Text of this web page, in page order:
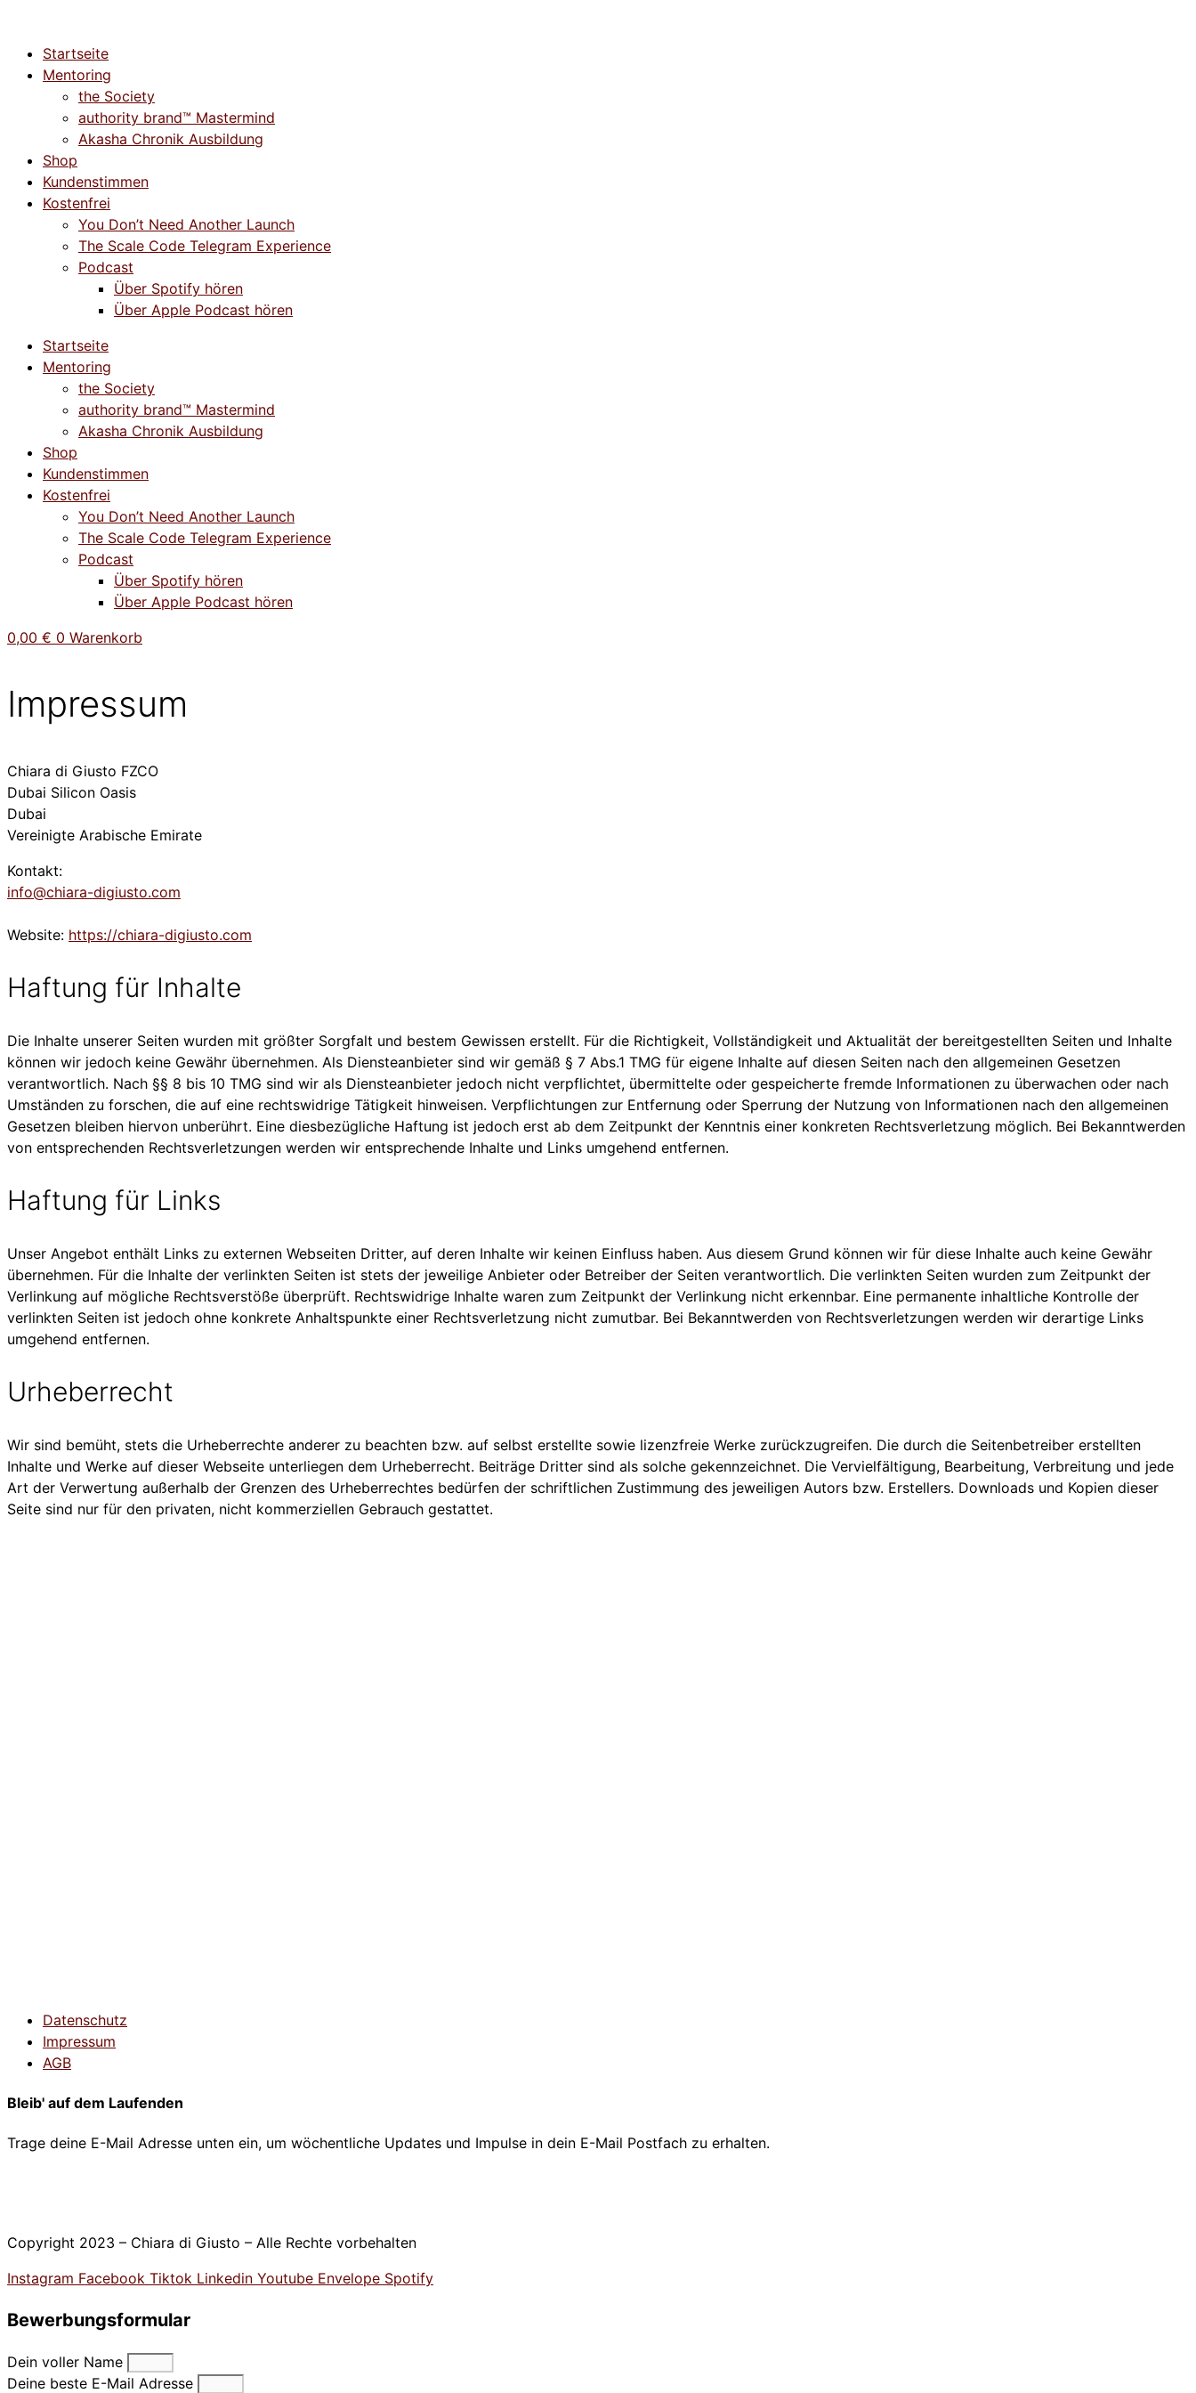
Startseite
Mentoring
the Society
authority brand™ Mastermind
Akasha Chronik Ausbildung
Shop
Kundenstimmen
Kostenfrei
You Don’t Need Another Launch
The Scale Code Telegram Experience
Podcast
Über Spotify hören
Über Apple Podcast hören
Startseite
Mentoring
the Society
authority brand™ Mastermind
Akasha Chronik Ausbildung
Shop
Kundenstimmen
Kostenfrei
You Don’t Need Another Launch
The Scale Code Telegram Experience
Podcast
Über Spotify hören
Über Apple Podcast hören
0,00 € 0 Warenkorb
Impressum
Chiara di Giusto FZCO
Dubai Silicon Oasis
Dubai
Vereinigte Arabische Emirate
Kontakt:
info@chiara-digiusto.com
Website: https://chiara-digiusto.com
Haftung für Inhalte
Die Inhalte unserer Seiten wurden mit größter Sorgfalt und bestem Gewissen erstellt. Für die Richtigkeit, Vollständigkeit und Aktualität der bereitgestellten Seiten und Inhalte
können wir jedoch keine Gewähr übernehmen. Als Diensteanbieter sind wir gemäß § 7 Abs.1 TMG für eigene Inhalte auf diesen Seiten nach den allgemeinen Gesetzen
verantwortlich. Nach §§ 8 bis 10 TMG sind wir als Diensteanbieter jedoch nicht verpflichtet, übermittelte oder gespeicherte fremde Informationen zu überwachen oder nach
Umständen zu forschen, die auf eine rechtswidrige Tätigkeit hinweisen. Verpflichtungen zur Entfernung oder Sperrung der Nutzung von Informationen nach den allgemeinen
Gesetzen bleiben hiervon unberührt. Eine diesbezügliche Haftung ist jedoch erst ab dem Zeitpunkt der Kenntnis einer konkreten Rechtsverletzung möglich. Bei Bekanntwerden
von entsprechenden Rechtsverletzungen werden wir entsprechende Inhalte und Links umgehend entfernen.
Haftung für Links
Unser Angebot enthält Links zu externen Webseiten Dritter, auf deren Inhalte wir keinen Einfluss haben. Aus diesem Grund können wir für diese Inhalte auch keine Gewähr
übernehmen. Für die Inhalte der verlinkten Seiten ist stets der jeweilige Anbieter oder Betreiber der Seiten verantwortlich. Die verlinkten Seiten wurden zum Zeitpunkt der
Verlinkung auf mögliche Rechtsverstöße überprüft. Rechtswidrige Inhalte waren zum Zeitpunkt der Verlinkung nicht erkennbar. Eine permanente inhaltliche Kontrolle der
verlinkten Seiten ist jedoch ohne konkrete Anhaltspunkte einer Rechtsverletzung nicht zumutbar. Bei Bekanntwerden von Rechtsverletzungen werden wir derartige Links
umgehend entfernen.
Urheberrecht
Wir sind bemüht, stets die Urheberrechte anderer zu beachten bzw. auf selbst erstellte sowie lizenzfreie Werke zurückzugreifen. Die durch die Seitenbetreiber erstellten
Inhalte und Werke auf dieser Webseite unterliegen dem Urheberrecht. Beiträge Dritter sind als solche gekennzeichnet. Die Vervielfältigung, Bearbeitung, Verbreitung und jede
Art der Verwertung außerhalb der Grenzen des Urheberrechtes bedürfen der schriftlichen Zustimmung des jeweiligen Autors bzw. Erstellers. Downloads und Kopien dieser
Seite sind nur für den privaten, nicht kommerziellen Gebrauch gestattet.
Datenschutz
Impressum
AGB
Bleib' auf dem Laufenden
Trage deine E-Mail Adresse unten ein, um wöchentliche Updates und Impulse in dein E-Mail Postfach zu erhalten.
Copyright 2023 – Chiara di Giusto – Alle Rechte vorbehalten
Instagram Facebook Tiktok Linkedin Youtube Envelope Spotify
Bewerbungsformular
Dein voller Name
Deine beste E-Mail Adresse